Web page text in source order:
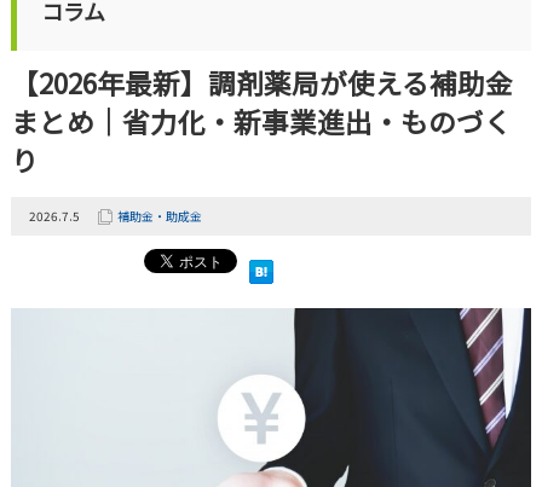
コラム
【2026年最新】調剤薬局が使える補助金
まとめ｜省力化・新事業進出・ものづく
り
2026.7.5 補助金・助成金